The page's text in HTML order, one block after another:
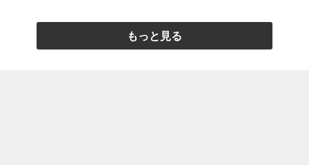
もっと見る